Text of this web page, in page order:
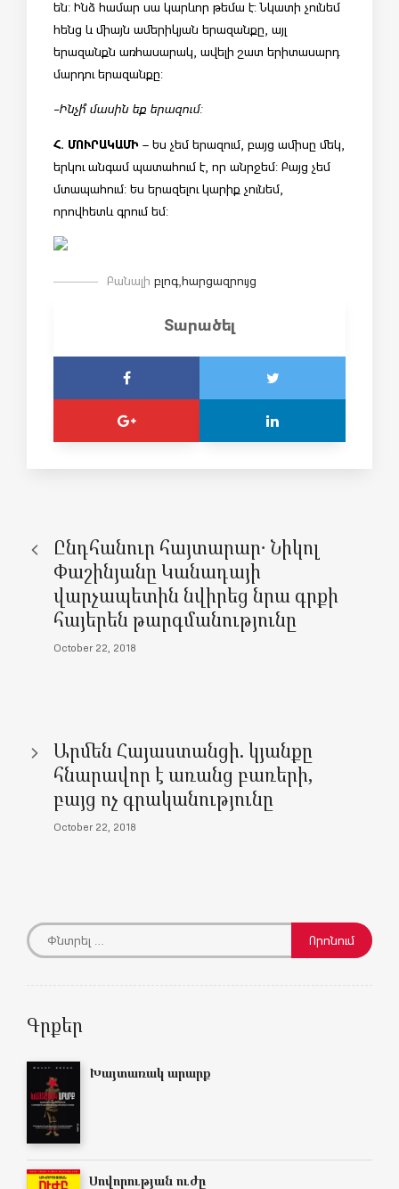
են: Ինձ համար սա կարևոր թեմա է: Նկատի չունեմ
հենց և միայն ամերիկյան երազանքը, այլ
երազանքն առհասարակ, ավելի շատ երիտասարդ
մարդու երազանքը:
-Ինչի՞ մասին եք երազում:
Հ. ՄՈՒՐԱԿԱՄԻ – Ես չեմ երազում, բայց ամիսը մեկ,
երկու անգամ պատահում է, որ անրջեմ: Բայց չեմ
մտապահում: Ես երազելու կարիք չունեմ,
որովհետև գրում եմ:
Բանալի բլոգ,հարցազրույց
Տարածել
Ընդհանուր հայտարար․ Նիկոլ
Փաշինյանը Կանադայի
վարչապետին նվիրեց նրա գրքի
հայերեն թարգմանությունը
October 22, 2018
Արմեն Հայաստանցի. կյանքը
հնարավոր է առանց բառերի,
բայց ոչ գրականությունը
October 22, 2018
Գրքեր
Խայտառակ արարք
Սովորության ուժը